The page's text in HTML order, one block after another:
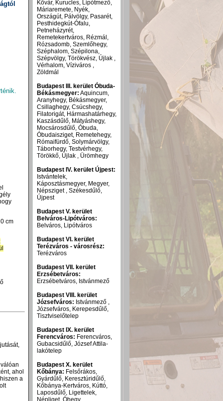
cm
ahol
a
Kővár, Kurucles, Lipótmező,
Máriaremete, Nyék,
Országút, Pálvölgy, Pasarét,
Pesthidegkút-Ófalu,
Petneházyrét,
Remetekertváros, Rézmál,
Rózsadomb, Szemlőhegy,
Széphalom, Szépilona,
Szépvölgy, Törökvész, Újlak ,
Vérhalom, Víziváros ,
Zöldmál
Budapest III. kerület Óbuda-
Békásmegyer: Aquincum,
Aranyhegy, Békásmegyer,
Csillaghegy, Csúcshegy,
Filatorigát, Hármashatárhegy,
Kaszásdűlő, Mátyáshegy,
Mocsárosdűlő, Óbuda,
Óbudaisziget, Remetehegy,
Rómaifürdő, Solymárvölgy,
Táborhegy, Testvérhegy,
Törökkő, Újlak , Ürömhegy
Budapest IV. kerület Újpest:
Istvántelek,
Káposztásmegyer, Megyer,
Népsziget , Székesdűlő,
Újpest
Budapest V. kerület
Belváros-Lipótváros:
Belváros, Lipótváros
Budapest VI. kerület
Terézváros - városrész:
Terézváros
Budapest VII. kerület
Erzsébetváros:
Erzsébetváros, Istvánmező
Budapest VIII. kerület
Józsefváros: Istvánmező ,
Józsefváros, Kerepesdűlő,
Tisztviselőtelep
Budapest IX. kerület
Ferencváros: Ferencváros,
Gubacsidűlő, József Attila-
lakótelep
Budapest X. kerület
Kőbánya: Felsőrákos,
Gyárdűlő, Keresztúridűlő,
Kőbánya-Kertváros, Kúttó,
Laposdűlő, Ligettelek,
Népliget, Óhegy,